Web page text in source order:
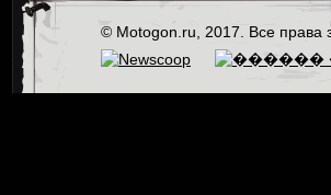
© Motogon.ru, 2017. Все